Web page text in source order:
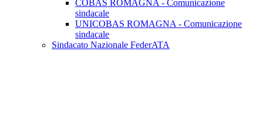
COBAS ROMAGNA - Comunicazione
sindacale
UNICOBAS ROMAGNA - Comunicazione
sindacale
Sindacato Nazionale FederATA